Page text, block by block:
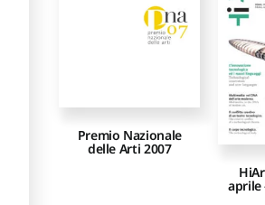
Premio Nazionale
delle Arti 2007
aprile